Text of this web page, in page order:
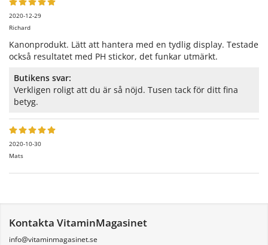
2020-12-29
Richard
Kanonprodukt. Lätt att hantera med en tydlig display. Testade
också resultatet med PH stickor, det funkar utmärkt.
Butikens svar:
Verkligen roligt att du är så nöjd. Tusen tack för ditt fina
betyg.
2020-10-30
Mats
Kontakta VitaminMagasinet
info@vitaminmagasinet.se